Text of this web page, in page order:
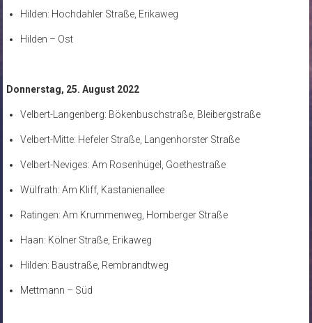
Hilden: Hochdahler Straße, Erikaweg
Hilden – Ost
Donnerstag, 25. August 2022
Velbert-Langenberg: Bökenbuschstraße, Bleibergstraße
Velbert-Mitte: Hefeler Straße, Langenhorster Straße
Velbert-Neviges: Am Rosenhügel, Goethestraße
Wülfrath: Am Kliff, Kastanienallee
Ratingen: Am Krummenweg, Homberger Straße
Haan: Kölner Straße, Erikaweg
Hilden: Baustraße, Rembrandtweg
Mettmann – Süd